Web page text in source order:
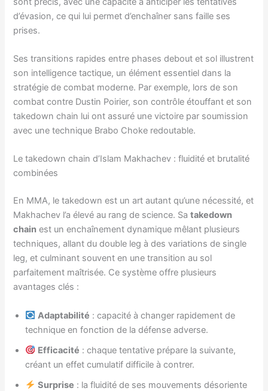
d’évasion, ce qui lui permet d’enchaîner sans faille ses
prises.
Ses transitions rapides entre phases debout et sol illustrent
son intelligence tactique, un élément essentiel dans la
stratégie de combat moderne. Par exemple, lors de son
combat contre Dustin Poirier, son contrôle étouffant et son
takedown chain lui ont assuré une victoire par soumission
avec une technique Brabo Choke redoutable.
Le takedown chain d’Islam Makhachev : fluidité et brutalité
combinées
En MMA, le takedown est un art autant qu’une nécessité, et
Makhachev l’a élevé au rang de science. Satakedown
chain est un enchaînement dynamique mêlant plusieurs
techniques, allant du double leg à des variations de single
leg, et culminant souvent en une transition au sol
parfaitement maîtrisée. Ce système offre plusieurs
avantages clés :
Adaptabilité : capacité à changer rapidement de
technique en fonction de la défense adverse.
Efficacité : chaque tentative prépare la suivante,
créant un effet cumulatif difficile à contrer.
Surprise : la fluidité de ses mouvements désoriente